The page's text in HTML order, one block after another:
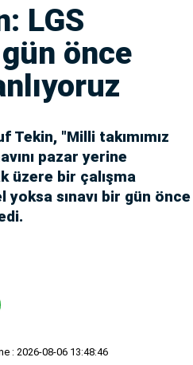
LGS
gün önce
Tekin, "Milli takımımız
pazar yerine
üzere bir çalışma
sınavı bir gün önce
: 2026-08-06 13:48:46